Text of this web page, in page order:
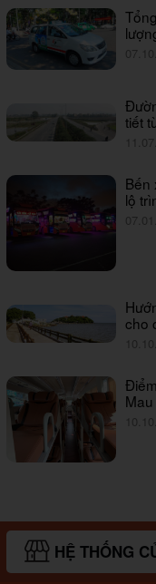
tiết
Bến
lộ
cho
HỆ THỐNG